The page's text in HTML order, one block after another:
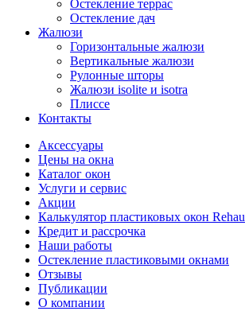
Остекление террас
Остекление дач
Жалюзи
Горизонтальные жалюзи
Вертикальные жалюзи
Рулонные шторы
Жалюзи isolite и isotra
Плиссе
Контакты
Аксессуары
Цены на окна
Каталог окон
Услуги и сервис
Акции
Калькулятор пластиковых окон Rehau
Кредит и рассрочка
Наши работы
Остекление пластиковыми окнами
Отзывы
Публикации
О компании